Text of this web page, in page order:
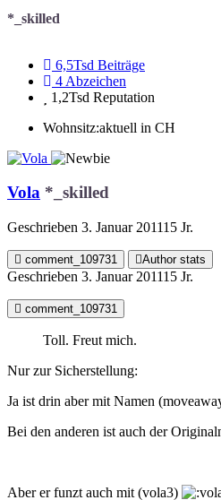
*_skilled
6,5Tsd Beiträge
4 Abzeichen
1,2Tsd Reputation
Wohnsitz:aktuell in CH
Vola *_skilled
Geschrieben 3. Januar 201115 Jr.
comment_109731 Author stats
Geschrieben 3. Januar 201115 Jr.
comment_109731
Toll. Freut mich.
Nur zur Sicherstellung:
Ja ist drin aber mit Namen
Bei den anderen ist auch der
Aber er funzt auch mit (vola3)